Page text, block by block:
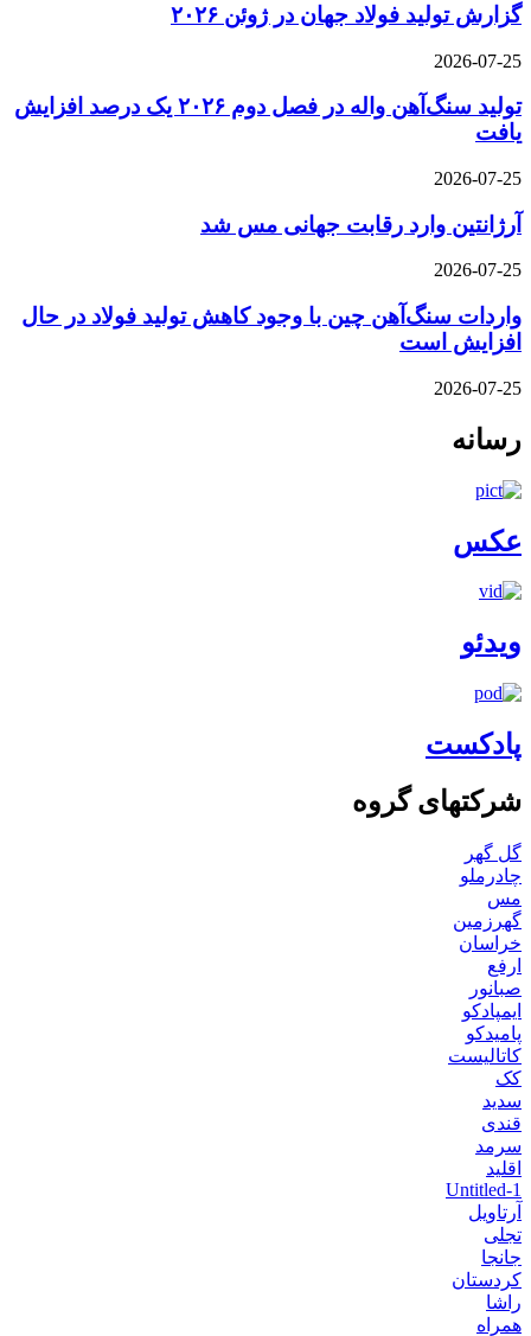
گزارش تولید فولاد جهان در ژوئن ۲۰۲۶
2026-07-25
تولید سنگ‌آهن واله در فصل دوم ۲۰۲۶ یک درصد افزایش
یافت
2026-07-25
آرژانتین وارد رقابت جهانی مس شد
2026-07-25
واردات سنگ‌آهن چین با وجود کاهش تولید فولاد در حال
افزایش است
2026-07-25
رسانه
عکس
ویدئو
پادکست
شرکتهای گروه
گل گهر
چادرملو
مس
گهرزمین
خراسان
ارفع
صبانور
ایمپادکو
پامیدکو
کاتالیست
کک
سدید
قندی
سرمد
اقلید
Untitled-1
آرتاویل
تجلی
جانجا
کردستان
راشا
همراه